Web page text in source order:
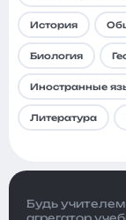
История
Биология
Иностранные
Литература
Будь